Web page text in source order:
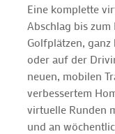
Eine komplette
Abschlag bis
Golfplätzen,
oder auf der
neuen, mobilen
verbessertem
virtuelle Runden
und an